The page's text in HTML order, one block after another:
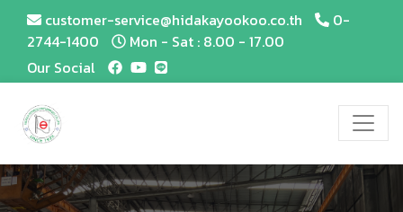
customer-service@hidakayookoo.co.th
0-
2744-1400
Mon - Sat : 8.00 - 17.00
Our Social